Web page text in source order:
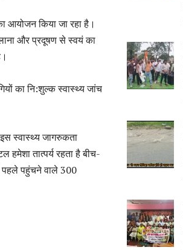
आयोजन किया जा रहा है।
और प्रदूषण से स्वयं का
का नि:शुल्क स्वास्थ्य जांच
स्वास्थ्य जागरुकता
तात्पर्य रहता है बीच-
पहले पहुंचने वाले 300